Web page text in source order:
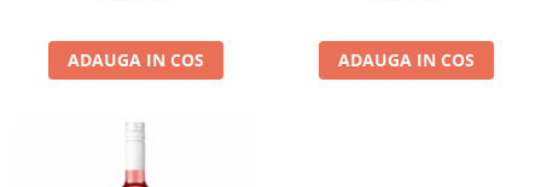
ADAUGA IN COS ADAUGA IN COS